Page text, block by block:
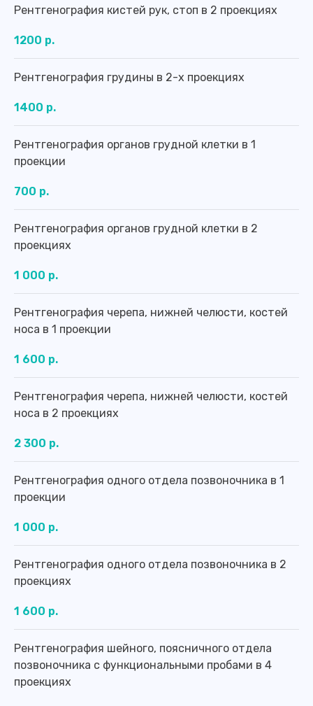
Рентгенография кистей рук, стоп в 2 проекциях
1200 р.
Рентгенография грудины в 2-х проекциях
1400 р.
Рентгенография органов грудной клетки в 1
проекции
700 р.
Рентгенография органов грудной клетки в 2
проекциях
1 000 р.
Рентгенография черепа, нижней челюсти, костей
носа в 1 проекции
1 600 р.
Рентгенография черепа, нижней челюсти, костей
носа в 2 проекциях
2 300 р.
Рентгенография одного отдела позвоночника в 1
проекции
1 000 р.
Рентгенография одного отдела позвоночника в 2
проекциях
1 600 р.
Рентгенография шейного, поясничного отдела
позвоночника с функциональными пробами в 4
проекциях
Оставьте заявку на обратный
звонок, чтобы получить
подробную информацию о
наших услугах и специалистах
Или свяжитесь с нами по номеру:
Оставить заявку
8 (4012) 988-377